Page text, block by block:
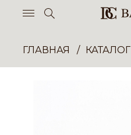
ГЛАВНАЯ КАТАЛОГ